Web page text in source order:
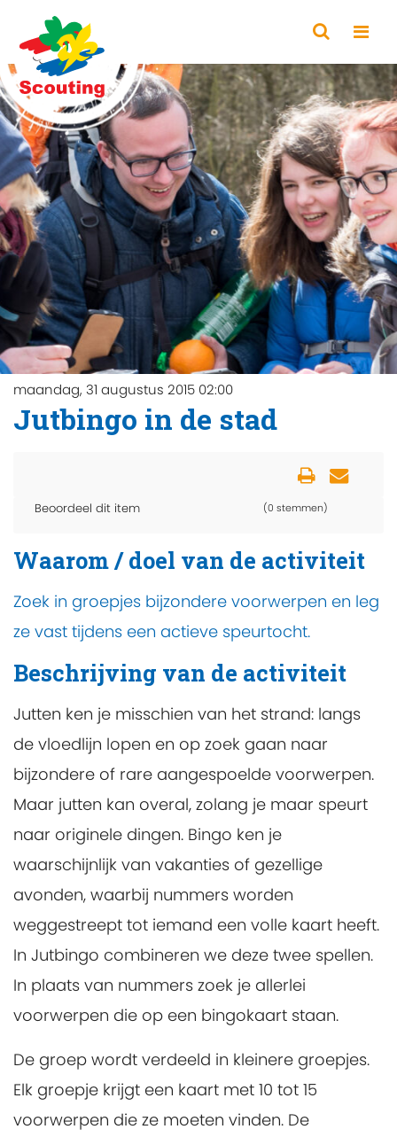
maandag, 31 augustus 2015 02:00
Jutbingo in de stad
Beoordeel dit item (0 stemmen)
Waarom / doel van de activiteit
Zoek in groepjes bijzondere voorwerpen en leg
ze vast tijdens een actieve speurtocht.
Beschrijving van de activiteit
Jutten ken je misschien van het strand: langs
de vloedlijn lopen en op zoek gaan naar
bijzondere of rare aangespoelde voorwerpen.
Maar jutten kan overal, zolang je maar speurt
naar originele dingen. Bingo ken je
waarschijnlijk van vakanties of gezellige
avonden, waarbij nummers worden
weggestreept tot iemand een volle kaart heeft.
In Jutbingo combineren we deze twee spellen.
In plaats van nummers zoek je allerlei
voorwerpen die op een bingokaart staan.
De groep wordt verdeeld in kleinere groepjes.
Elk groepje krijgt een kaart met 10 tot 15
voorwerpen die ze moeten vinden. De